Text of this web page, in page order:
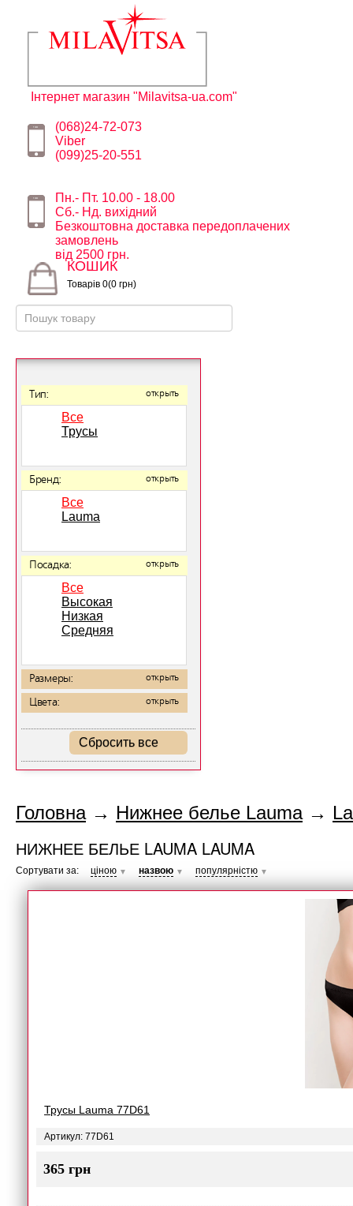
Інтернет магазин "Milavitsa-ua.com"
(068)24-72-073
Viber
(099)25-20-551
Пн.- Пт. 10.00 - 18.00
Сб.- Нд. вихідний
Безкоштовна доставка передоплачених
замовлень
від 2500 грн.
КОШИК
Товарів 0(0 грн)
Тип: открыть
Все
Трусы
Бренд: открыть
Все
Lauma
Посадка: открыть
Все
Высокая
Низкая
Средняя
Размеры: открыть
Цвета: открыть
Сбросить все
Головна→ Нижнее белье Lauma→
НИЖНЕЕ БЕЛЬЕ LAUMA LAUMA
Сортувати за: ціною ▼ назвою ▼ популярністю ▼
Трусы Lauma 77D61
Артикул: 77D61
365 грн